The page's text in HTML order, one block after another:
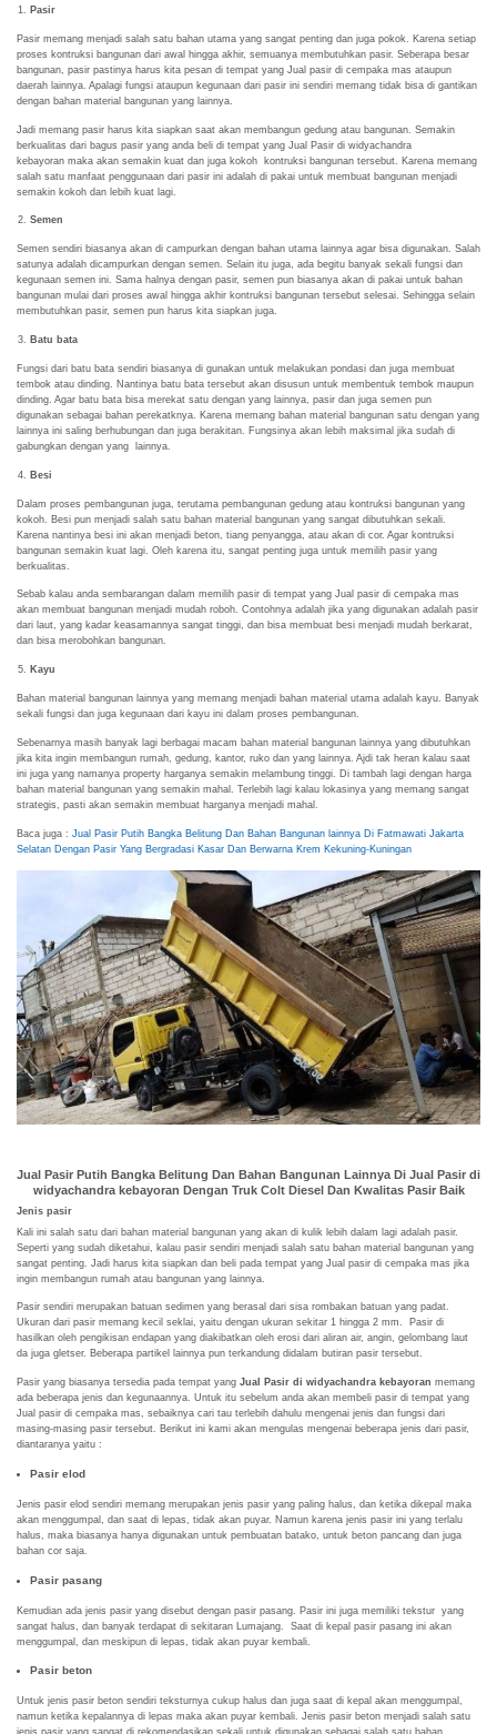
Pasir
Pasir memang menjadi salah satu bahan utama yang sangat penting dan juga pokok. Karena setiap
proses kontruksi bangunan dari awal hingga akhir, semuanya membutuhkan pasir. Seberapa besar
bangunan, pasir pastinya harus kita pesan di tempat yang Jual pasir di cempaka mas ataupun
daerah lainnya. Apalagi fungsi ataupun kegunaan dari pasir ini sendiri memang tidak bisa di gantikan
dengan bahan material bangunan yang lainnya.
Jadi memang pasir harus kita siapkan saat akan membangun gedung atau bangunan. Semakin
berkualitas dari bagus pasir yang anda beli di tempat yang Jual Pasir di widyachandra
kebayoran maka akan semakin kuat dan juga kokoh kontruksi bangunan tersebut. Karena memang
salah satu manfaat penggunaan dari pasir ini adalah di pakai untuk membuat bangunan menjadi
semakin kokoh dan lebih kuat lagi.
Semen
Semen sendiri biasanya akan di campurkan dengan bahan utama lainnya agar bisa digunakan. Salah
satunya adalah dicampurkan dengan semen. Selain itu juga, ada begitu banyak sekali fungsi dan
kegunaan semen ini. Sama halnya dengan pasir, semen pun biasanya akan di pakai untuk bahan
bangunan mulai dari proses awal hingga akhir kontruksi bangunan tersebut selesai. Sehingga selain
membutuhkan pasir, semen pun harus kita siapkan juga.
Batu bata
Fungsi dari batu bata sendiri biasanya di gunakan untuk melakukan pondasi dan juga membuat
tembok atau dinding. Nantinya batu bata tersebut akan disusun untuk membentuk tembok maupun
dinding. Agar batu bata bisa merekat satu dengan yang lainnya, pasir dan juga semen pun
digunakan sebagai bahan perekatknya. Karena memang bahan material bangunan satu dengan yang
lainnya ini saling berhubungan dan juga berakitan. Fungsinya akan lebih maksimal jika sudah di
gabungkan dengan yang lainnya.
Besi
Dalam proses pembangunan juga, terutama pembangunan gedung atau kontruksi bangunan yang
kokoh. Besi pun menjadi salah satu bahan material bangunan yang sangat dibutuhkan sekali.
Karena nantinya besi ini akan menjadi beton, tiang penyangga, atau akan di cor. Agar kontruksi
bangunan semakin kuat lagi. Oleh karena itu, sangat penting juga untuk memilih pasir yang
berkualitas.
Sebab kalau anda sembarangan dalam memilih pasir di tempat yang Jual pasir di cempaka mas
akan membuat bangunan menjadi mudah roboh. Contohnya adalah jika yang digunakan adalah pasir
dari laut, yang kadar keasamannya sangat tinggi, dan bisa membuat besi menjadi mudah berkarat,
dan bisa merobohkan bangunan.
Kayu
Bahan material bangunan lainnya yang memang menjadi bahan material utama adalah kayu. Banyak
sekali fungsi dan juga kegunaan dari kayu ini dalam proses pembangunan.
Sebenarnya masih banyak lagi berbagai macam bahan material bangunan lainnya yang dibutuhkan
jika kita ingin membangun rumah, gedung, kantor, ruko dan yang lainnya. Ajdi tak heran kalau saat
ini juga yang namanya property harganya semakin melambung tinggi. Di tambah lagi dengan harga
bahan material bangunan yang semakin mahal. Terlebih lagi kalau lokasinya yang memang sangat
strategis, pasti akan semakin membuat harganya menjadi mahal.
Baca juga : Jual Pasir Putih Bangka Belitung Dan Bahan Bangunan lainnya Di Fatmawati Jakarta
Selatan Dengan Pasir Yang Bergradasi Kasar Dan Berwarna Krem Kekuning-Kuningan
Jual Pasir Putih Bangka Belitung Dan Bahan Bangunan Lainnya Di Jual Pasir di
widyachandra kebayoran Dengan Truk Colt Diesel Dan Kwalitas Pasir Baik
Jenis pasir
Kali ini salah satu dari bahan material bangunan yang akan di kulik lebih dalam lagi adalah pasir.
Seperti yang sudah diketahui, kalau pasir sendiri menjadi salah satu bahan material bangunan yang
sangat penting. Jadi harus kita siapkan dan beli pada tempat yang Jual pasir di cempaka mas jika
ingin membangun rumah atau bangunan yang lainnya.
Pasir sendiri merupakan batuan sedimen yang berasal dari sisa rombakan batuan yang padat.
Ukuran dari pasir memang kecil seklai, yaitu dengan ukuran sekitar 1 hingga 2 mm. Pasir di
hasilkan oleh pengikisan endapan yang diakibatkan oleh erosi dari aliran air, angin, gelombang laut
da juga gletser. Beberapa partikel lainnya pun terkandung didalam butiran pasir tersebut.
Pasir yang biasanya tersedia pada tempat yang Jual Pasir di widyachandra kebayoran memang
ada beberapa jenis dan kegunaannya. Untuk itu sebelum anda akan membeli pasir di tempat yang
Jual pasir di cempaka mas, sebaiknya cari tau terlebih dahulu mengenai jenis dan fungsi dari
masing-masing pasir tersebut. Berikut ini kami akan mengulas mengenai beberapa jenis dari pasir,
diantaranya yaitu :
Pasir elod
Jenis pasir elod sendiri memang merupakan jenis pasir yang paling halus, dan ketika dikepal maka
akan menggumpal, dan saat di lepas, tidak akan puyar. Namun karena jenis pasir ini yang terlalu
halus, maka biasanya hanya digunakan untuk pembuatan batako, untuk beton pancang dan juga
bahan cor saja.
Pasir pasang
Kemudian ada jenis pasir yang disebut dengan pasir pasang. Pasir ini juga memiliki tekstur yang
sangat halus, dan banyak terdapat di sekitaran Lumajang. Saat di kepal pasir pasang ini akan
menggumpal, dan meskipun di lepas, tidak akan puyar kembali.
Pasir beton
Untuk jenis pasir beton sendiri teksturnya cukup halus dan juga saat di kepal akan menggumpal,
namun ketika kepalannya di lepas maka akan puyar kembali. Jenis pasir beton menjadi salah satu